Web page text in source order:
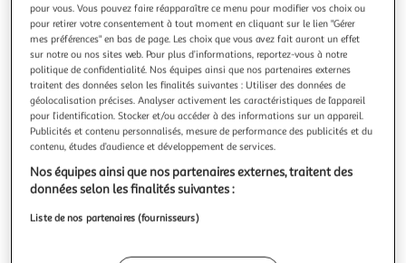
Nos clients adorentVoir conditions
4.5 (55)
AUCHAN
Huile de tournesol
L'huile de tournesol Auchan est le secret des cuisiniers
malins. En format généreux de 3L, elle est prête pour vos
aventures gourmandes : fritures dorées ou petites poêlées.
Un indispensable pour régaler toute la tablée avec
simplicité.
En savoir +
pour vous. Vous pouvez faire réapparaître ce menu pour modifier vos choix ou
pour retirer votre consentement à tout moment en cliquant sur le lien "Gérer
mes préférences" en bas de page. Les choix que vous avez fait auront un effet
sur notre ou nos sites web. Pour plus d’informations, reportez-vous à notre
politique de confidentialité. Nos équipes ainsi que nos partenaires externes
traitent des données selon les finalités suivantes : Utiliser des données de
géolocalisation précises. Analyser activement les caractéristiques de l’appareil
pour l’identification. Stocker et/ou accéder à des informations sur un appareil.
Publicités et contenu personnalisés, mesure de performance des publicités et du
contenu, études d’audience et développement de services.
Nos équipes ainsi que nos partenaires externes, traitent des
données selon les finalités suivantes :
Liste de nos partenaires (fournisseurs)